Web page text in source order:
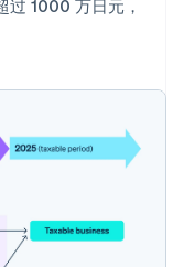
1000 万日元，